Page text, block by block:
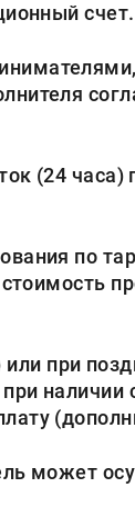
счет.
(24 часа)
по
или при
может